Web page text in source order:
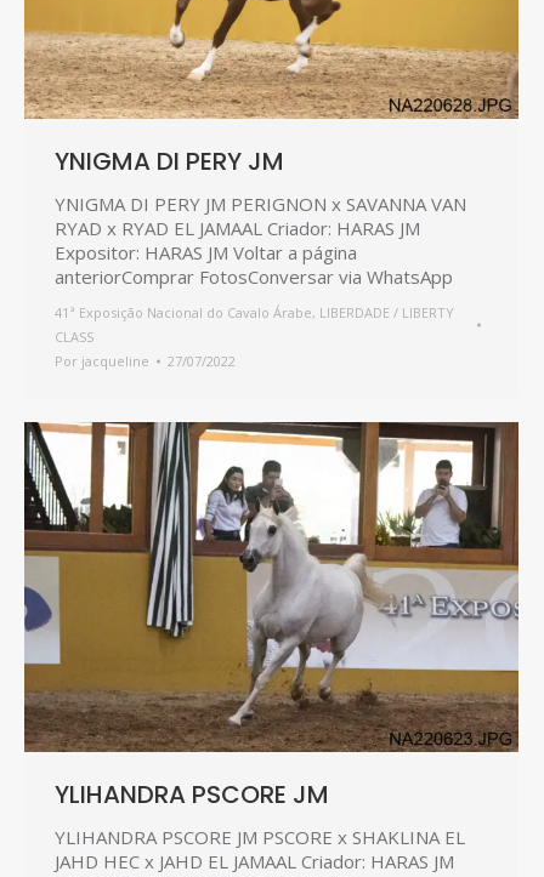
YNIGMA DI PERY JM
YNIGMA DI PERY JM PERIGNON x SAVANNA VAN
RYAD x RYAD EL JAMAAL Criador: HARAS JM
Expositor: HARAS JM Voltar a página
anteriorComprar FotosConversar via WhatsApp
41ª Exposição Nacional do Cavalo Árabe, LIBERDADE / LIBERTY
CLASS
Por jacqueline 27/07/2022
YLIHANDRA PSCORE JM
YLIHANDRA PSCORE JM PSCORE x SHAKLINA EL
JAHD HEC x JAHD EL JAMAAL Criador: HARAS JM